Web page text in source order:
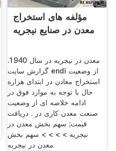
مؤلفه های استخراج
معدن در صنایع نیجریه
معدن در نیجریه در سال 1940.
گزارش سایت endi از وضعیت
استخراج معادن در ابتدای هزاره
حال با توجه به موارد فوق در
ادامه خلاصه ای از وضعیت
صنعت معدن کاری در . دریافت
قیمت; سهم بخش معدن در
نیجریه > > > > سهم بخش
معدن در نیجریه